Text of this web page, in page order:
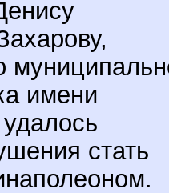
имени
стать